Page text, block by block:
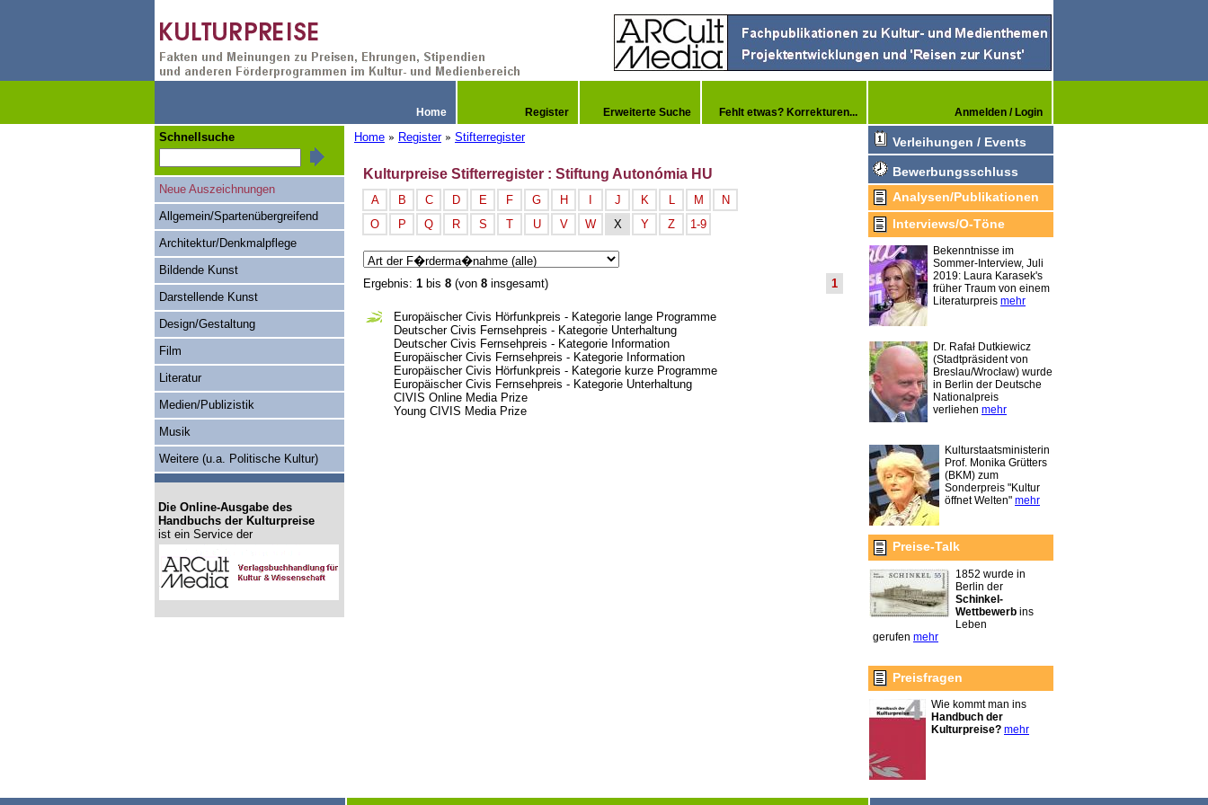
Home Register Erweiterte Suche Fehlt etwas? Korrekturen... Anmelden / Login
Home » Register » Stifterregister
Kulturpreise Stifterregister : Stiftung Autonómia HU
A B C D E F G H J K L M
N
O
P Q R S T U V W X Y Z 1-9
Ergebnis: 1 bis 8 (von 8 insgesamt) 1
Europäischer Civis Hörfunkpreis - Kategorie lange Programme
Deutscher Civis Fernsehpreis - Kategorie Unterhaltung
Deutscher Civis Fernsehpreis - Kategorie Information
Europäischer Civis Fernsehpreis - Kategorie Information
Europäischer Civis Hörfunkpreis - Kategorie kurze Programme
Europäischer Civis Fernsehpreis - Kategorie Unterhaltung
CIVIS Online Media Prize
Young CIVIS Media Prize
Schnellsuche
Neue Auszeichnungen
Allgemein/Spartenübergreifend
Architektur/Denkmalpflege
Bildende Kunst
Darstellende Kunst
Design/Gestaltung
Film
Literatur
Medien/Publizistik
Musik
Weitere (u.a. Politische Kultur)
Die Online-Ausgabe des
Handbuchs der Kulturpreise
ist ein Service der
Verleihungen / Events
Bewerbungsschluss
Analysen/Publikationen
Interviews/O-Töne
Bekenntnisse im
Sommer-Interview, Juli
2019: Laura Karasek's
früher Traum von einem
Literaturpreis mehr
Dr. Rafał Dutkiewicz
(Stadtpräsident von
Breslau/Wrocław) wurde
in Berlin der Deutsche
Nationalpreis
verliehen mehr
Kulturstaatsministerin
Prof. Monika Grütters
(BKM) zum
Sonderpreis "Kultur
öffnet Welten" mehr
Preise-Talk
1852 wurde in
Berlin der
Schinkel-
Wettbewerb ins
Leben
gerufen mehr
Preisfragen
Wie kommt man ins
Handbuch der
Kulturpreise? mehr